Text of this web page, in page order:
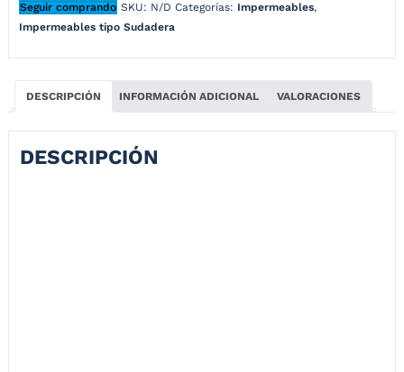
Seguir comprando SKU: N/D Categorías: Impermeables,
Impermeables tipo Sudadera
DESCRIPCIÓN INFORMACIÓN ADICIONAL VALORACIONES
DESCRIPCIÓN